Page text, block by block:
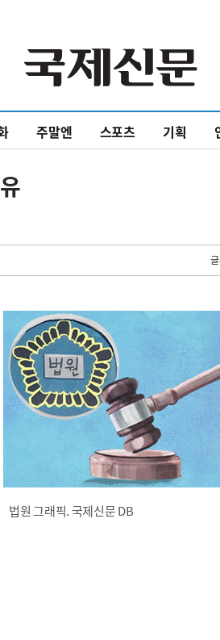
주말엔 스포츠 기획
법원 그래픽. 국제신문 DB